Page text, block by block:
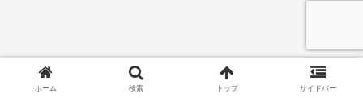
ホーム 検索 トップ サイドバー